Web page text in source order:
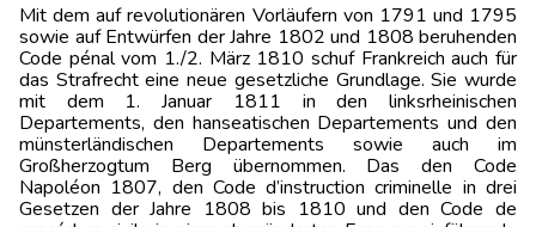
Mit dem auf revolutionären Vorläufern von 1791 und 1795
sowie auf Entwürfen der Jahre 1802 und 1808 beruhenden
Code pénal vom 1./2. März 1810 schuf Frankreich auch für
das Strafrecht eine neue gesetzliche Grundlage. Sie wurde
mit dem 1. Januar 1811 in den linksrheinischen
Departements, den hanseatischen Departements und den
münsterländischen Departements sowie auch im
Großherzogtum Berg übernommen. Das den Code
Napoléon 1807, den Code d’instruction criminelle in drei
Gesetzen der Jahre 1808 bis 1810 und den Code de